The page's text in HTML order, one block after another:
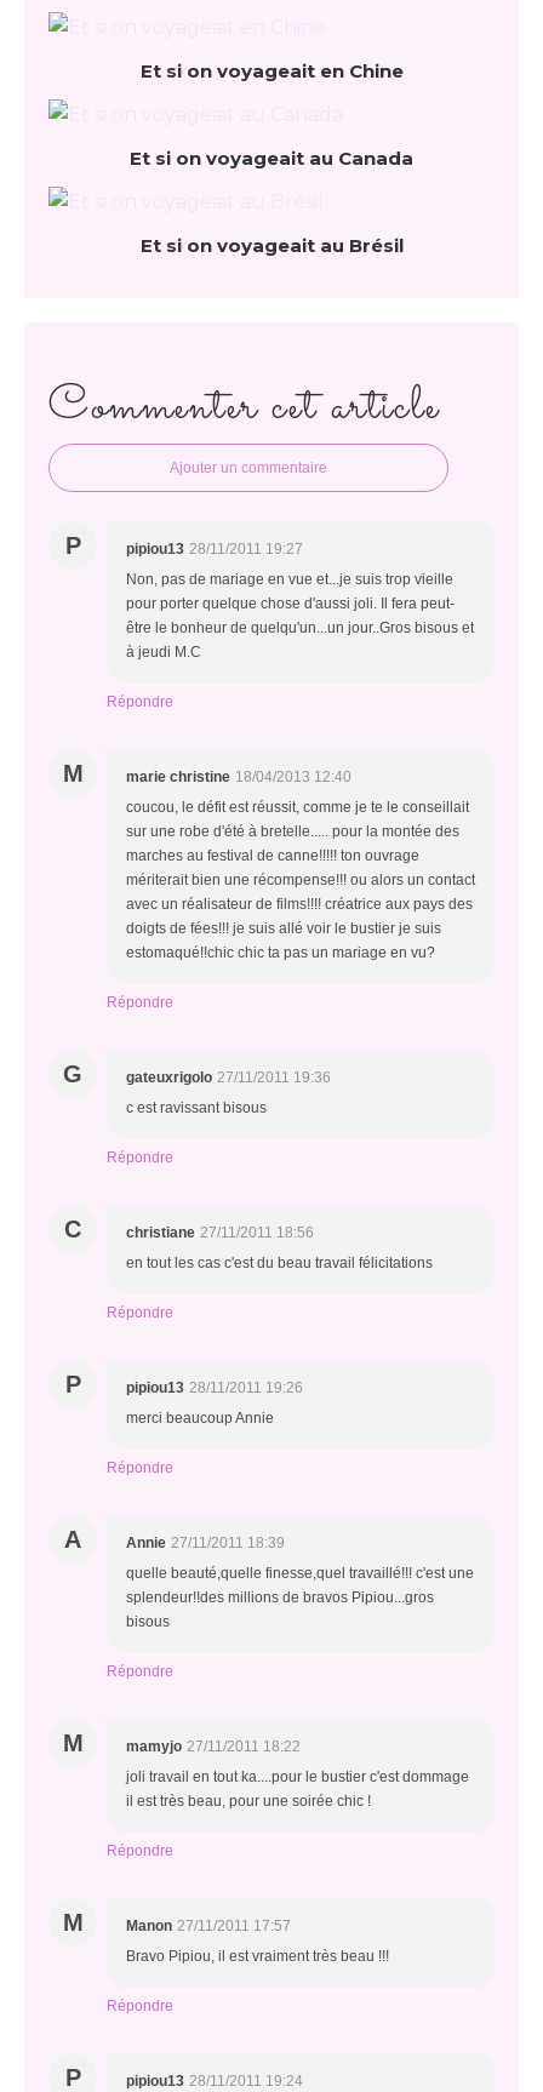
Et si on voyageait en Chine
Et si on voyageait au Canada
Et si on voyageait au Brésil
Commenter cet article
Ajouter un commentaire
P pipiou13 28/11/2011 19:27
Non, pas de mariage en vue et...je suis trop vieille
pour porter quelque chose d'aussi joli. Il fera peut-
être le bonheur de quelqu'un...un jour..Gros bisous et
à jeudi M.C
Répondre
M marie christine 18/04/2013 12:40
coucou, le défit est réussit, comme je te le conseillait
sur une robe d'été à bretelle..... pour la montée des
marches au festival de canne!!!!! ton ouvrage
mériterait bien une récompense!!! ou alors un contact
avec un réalisateur de films!!!! créatrice aux pays des
doigts de fées!!! je suis allé voir le bustier je suis
estomaqué!!chic chic ta pas un mariage en vu?
Répondre
G gateuxrigolo 27/11/2011 19:36
c est ravissant bisous
Répondre
C christiane 27/11/2011 18:56
en tout les cas c'est du beau travail félicitations
Répondre
P pipiou13 28/11/2011 19:26
merci beaucoup Annie
Répondre
A Annie 27/11/2011 18:39
quelle beauté,quelle finesse,quel travaillé!!! c'est une
splendeur!!des millions de bravos Pipiou...gros
bisous
Répondre
M mamyjo 27/11/2011 18:22
joli travail en tout ka....pour le bustier c'est dommage
il est très beau, pour une soirée chic !
Répondre
M Manon 27/11/2011 17:57
Bravo Pipiou, il est vraiment très beau !!!
Répondre
P pipiou13 28/11/2011 19:24